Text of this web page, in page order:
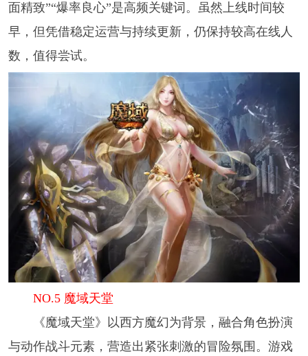
面精致”“爆率良心”是高频关键词。虽然上线时间较
早，但凭借稳定运营与持续更新，仍保持较高在线人
数，值得尝试。
NO.5 魔域天堂
《魔域天堂》以西方魔幻为背景，融合角色扮演
与动作战斗元素，营造出紧张刺激的冒险氛围。游戏